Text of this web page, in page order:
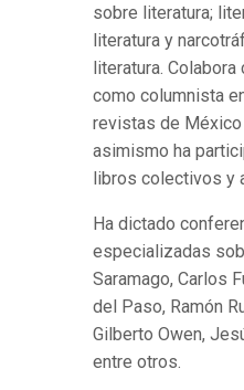
sobre literatura;
literatura y
literatura.
como columnista
revistas de
asimismo ha
libros colectivos y
Ha dictado
especializadas
Saramago, Carlos
del Paso, Ramón
Gilberto Owen,
entre otros.